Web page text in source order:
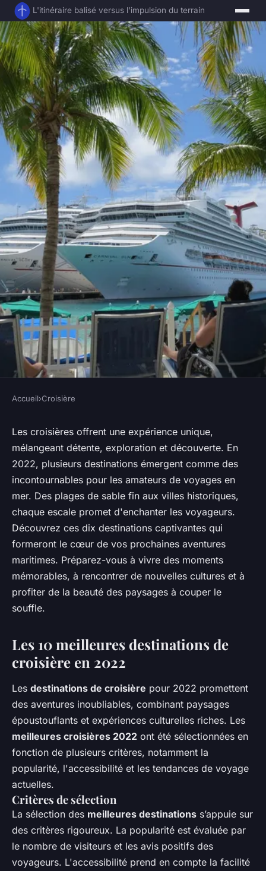
L'itinéraire balisé versus l'impulsion du terrain
10 meilleures destinations de
croisière en 2022
Louna•8 octobre 2024• 10 min de lecture
Accueil›Croisière
Les croisières offrent une expérience unique,
mélangeant détente, exploration et découverte. En
2022, plusieurs destinations émergent comme des
incontournables pour les amateurs de voyages en
mer. Des plages de sable fin aux villes historiques,
chaque escale promet d'enchanter les voyageurs.
Découvrez ces dix destinations captivantes qui
formeront le cœur de vos prochaines aventures
maritimes. Préparez-vous à vivre des moments
mémorables, à rencontrer de nouvelles cultures et à
profiter de la beauté des paysages à couper le
souffle.
Les 10 meilleures destinations de
croisière en 2022
Les destinations de croisière pour 2022 promettent
des aventures inoubliables, combinant paysages
époustouflants et expériences culturelles riches. Les
meilleures croisières 2022 ont été sélectionnées en
fonction de plusieurs critères, notamment la
popularité, l'accessibilité et les tendances de voyage
actuelles.
Critères de sélection
La sélection des meilleures destinations s’appuie sur
des critères rigoureux. La popularité est évaluée par
le nombre de visiteurs et les avis positifs des
voyageurs. L'accessibilité prend en compte la facilité